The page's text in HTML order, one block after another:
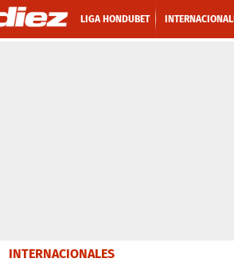
LIGA HONDUBET
INTERNACIONALES